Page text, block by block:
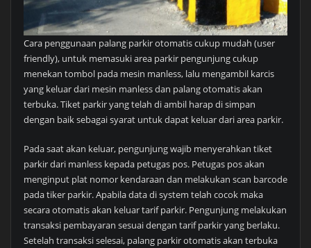
Cara penggunaan palang parkir otomatis cukup mudah (user
friendly), untuk memasuki area parkir pengunjung cukup
menekan tombol pada mesin manless, lalu mengambil karcis
yang keluar dari mesin manless dan palang otomatis akan
terbuka. Tiket parkir yang telah di ambil harap di simpan
dengan baik sebagai syarat untuk dapat keluar dari area parkir.
Pada saat akan keluar, pengunjung wajib menyerahkan tiket
parkir dari manless kepada petugas pos. Petugas pos akan
menginput plat nomor kendaraan dan melakukan scan barcode
pada tiker parkir. Apabila data di system telah cocok maka
secara otomatis akan keluar tarif parkir. Pengunjung melakukan
transaksi pembayaran sesuai dengan tarif parkir yang berlaku.
Setelah transaksi selesai, palang parkir otomatis akan terbuka